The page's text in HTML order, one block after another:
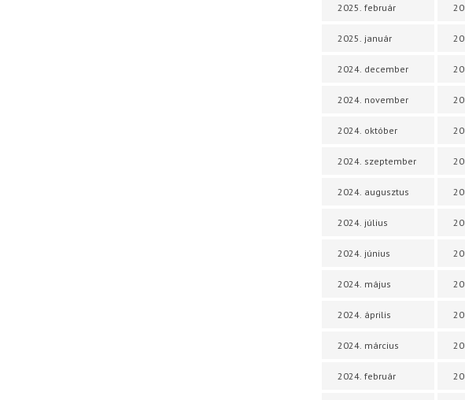
2025. február
2025. január
2024. december
2024. november
2024. október
2024. szeptember
2024. augusztus
2024. július
2024. június
2024. május
2024. április
2024. március
2024. február